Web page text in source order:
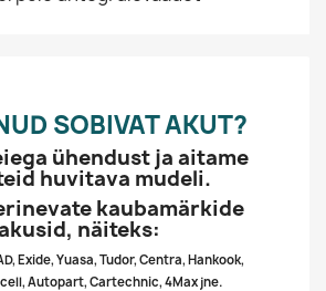
SOBIVAT AKUT?
ühendust ja aitame
huvitava mudeli.
kaubamärkide
näiteks:
Exide, Yuasa, Tudor, Centra, Hankook,
Autopart, Cartechnic, 4Max jne.